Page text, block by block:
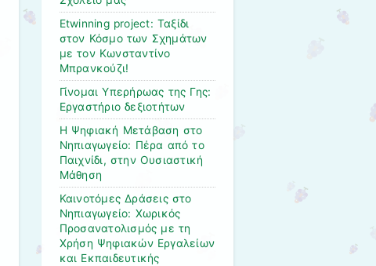
Etwinning project: Ταξίδι
στον Κόσμο των Σχημάτων
με τον Κωνσταντίνο
Μπρανκούζι!
Γίνομαι Υπερήρωας της Γης:
Εργαστήριο δεξιοτήτων
Η Ψηφιακή Μετάβαση στο
Νηπιαγωγείο: Πέρα από το
Παιχνίδι, στην Ουσιαστική
Μάθηση
Καινοτόμες Δράσεις στο
Νηπιαγωγείο: Χωρικός
Προσανατολισμός με τη
Χρήση Ψηφιακών Εργαλείων
και Εκπαιδευτικής